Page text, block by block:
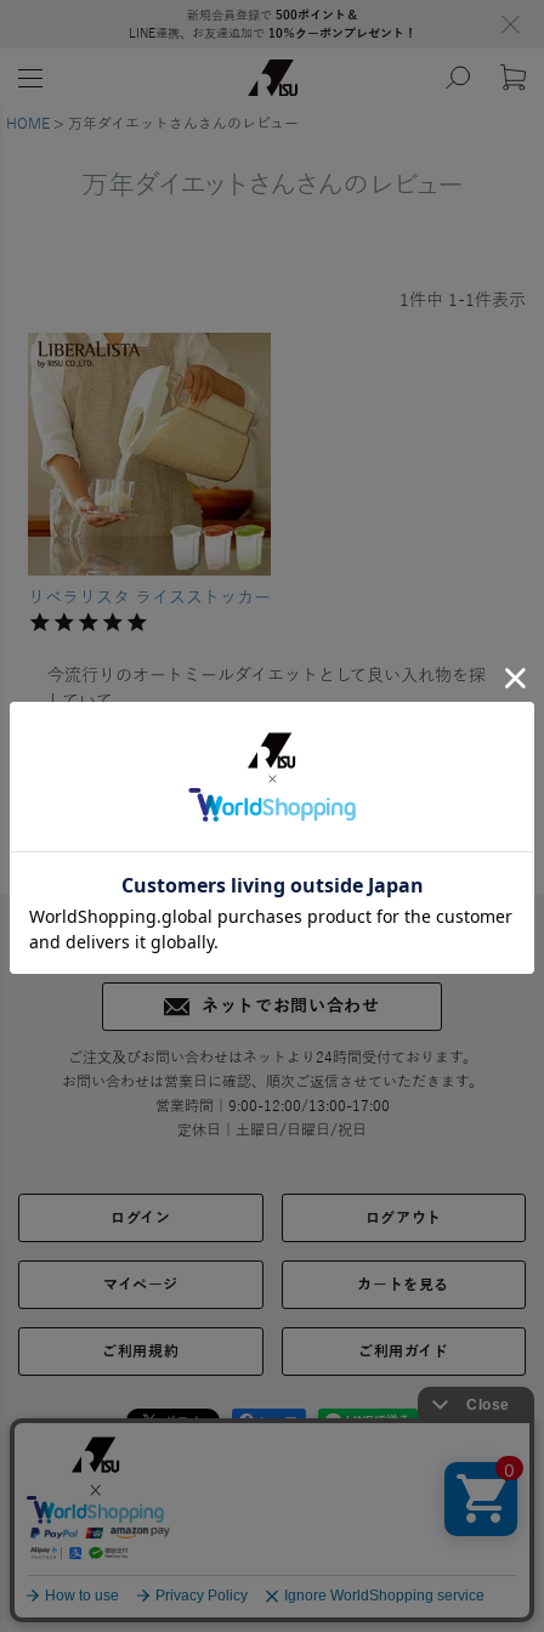
新規会員登録で 500ポイント＆
LINE連携、お友達追加で 10％クーポンプレゼント！
HOME 万年ダイエットさんさんのレビュー
万年ダイエットさんさんのレビュー
1件中 1-1件表示
リベラリスタ ライスストッカー
今流行りのオートミールダイエットとして良い入れ物を探
していて
密閉されるので倒れても溢れる心配がなく安心です
1件中 1-1件表示
ネットでお問い合わせ
ご注文及びお問い合わせはネットより24時間受付ております。
お問い合わせは営業日に確認、順次ご返信させていただきます。
営業時間｜9:00-12:00/13:00-17:00
定休日｜土曜日/日曜日/祝日
ログイン ログアウト
マイページ カートを見る
ご利用規約 ご利用ガイド
シェア
プライバシーポリシー